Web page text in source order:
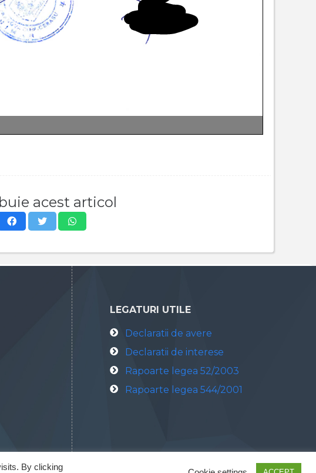
acest articol
LEGATURI UTILE
Declaratii de avere
Declaratii de interese
Rapoarte legea 52/2003
Rapoarte legea 544/2001
By clicking